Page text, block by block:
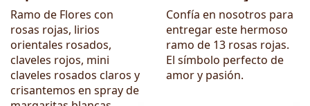
Ramo de Flores con
rosas rojas, lirios
orientales rosados,
claveles rojos, mini
claveles rosados claros y
crisantemos en spray de
Confía en nosotros para
entregar este hermoso
ramo de 13 rosas rojas.
El símbolo perfecto de
amor y pasión.